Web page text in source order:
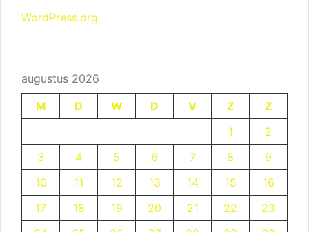
WordPress.org
augustus 2026
M
D W D V Z
Z
1
2
3
4 5 6 7 8
9
10
11 12 13 14 15
16
17
18 19 20 21 22
23